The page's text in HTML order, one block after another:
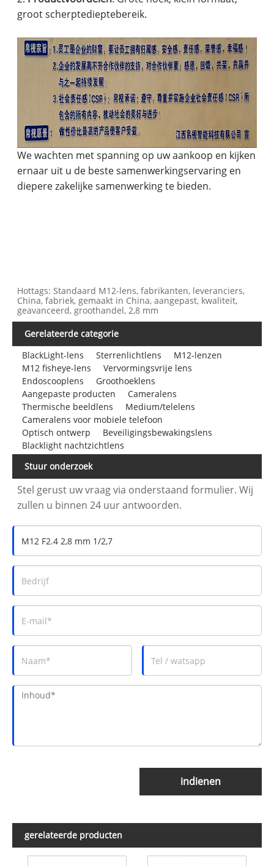
groot scherptedieptebereik.
We wachten met spanning op uw aankoop en kijken
ernaar uit u de beste samenwerkingservaring en
diepere zakelijke samenwerking te bieden.
Hottags: Standaard M12-lens, fabrikanten, leveranciers,
China, fabriek, gemaakt in China, aangepast, kwaliteit,
geavanceerd, groothandel, 2,8 mm
Gerelateerde categorie
BlackLight-lens
Sterrenlichtlens
M12-lenzen
M12 fisheye-lens
Vervormingsvrije lens
Endoscooplens
Groothoeklens
Aangepaste producten
Cameralens
Thermische beeldlens
Medium/telelens
Cameralens voor mobiele telefoon
Optisch ontwerp
Beveiligingsbewakingslens
Blacklight nachtzichtlens
Stuur onderzoek
Stel gerust uw vraag via onderstaand formulier. Wij
zullen u binnen 24 uur antwoorden.
indienen
gerelateerde producten